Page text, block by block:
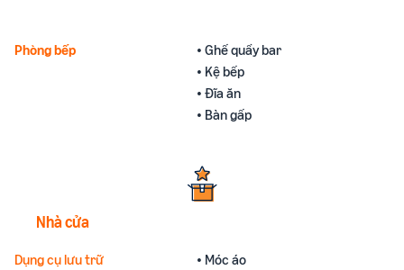
Phòng bếp
• Ghế quầy bar
• Kệ bếp
• Đĩa ăn
• Bàn gấp
Nhà cửa
Dụng cụ lưu trữ
• Móc áo